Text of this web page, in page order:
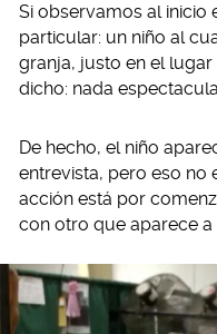
Si observamos al inicio
particular: un niño al
granja, justo en el
dicho: nada
De hecho, el niño
entrevista, pero eso no
acción está por
con otro que aparece a